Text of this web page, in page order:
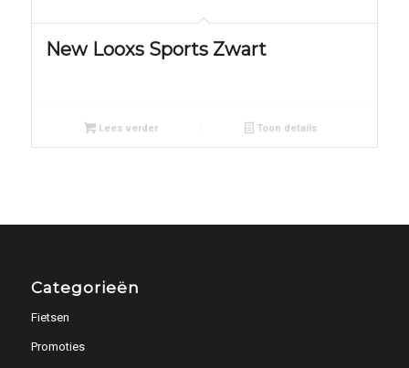
New Looxs Sports Zwart
Lees verder Toon details
Categorieën
Fietsen
Promoties